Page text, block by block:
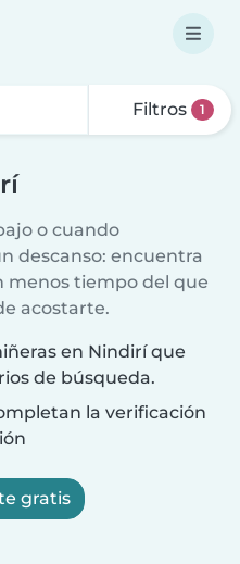
Filtros 1
o cuando
descanso: encuentra
menos tiempo del que
acostarte.
en Nindirí que
de búsqueda.
la verificación
gratis